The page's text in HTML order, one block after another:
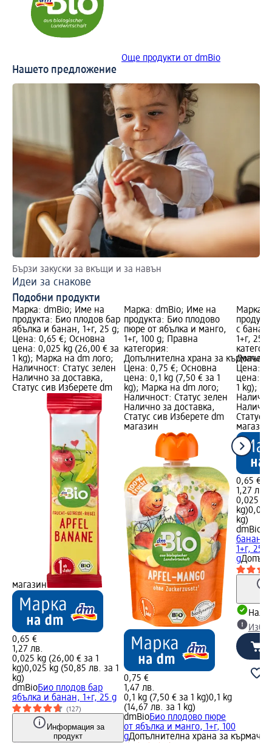
Още продукти от dmBio
Нашето предложение
Бързи закуски за вкъщи и за навън
Идеи за снакове
Подобни продукти
Марка: dmBio; Име на
продукта: Био плодов бар
ябълка и банан, 1+г, 25 g;
Цена: 0,65 €; Основна
цена: 0,025 kg (26,00 € за
1 kg); Марка на dm лого;
Наличност: Статус зелен
Налично за доставка,
Статус сив Изберете dm
магазин
0,65 €
1,27 лв.
0,025 kg (26,00 € за 1
kg)0,025 kg (50,85 лв. за 1
kg)
dmBioБио плодов бар
ябълка и банан, 1+г, 25 g
(127)
Информация за
продукт
Марка: dmBio; Име на
продукта: Био плодово
пюре от ябълка и манго,
1+г, 100 g; Правна
категория:
Допълнителна храна за
Цена: 0,75 €; Основна
цена: 0,1 kg (7,50 € за 1
kg); Марка на dm лого;
Наличност: Статус зелен
Налично за доставка,
Статус сив Изберете dm
магазин
0,75 €
1,47 лв.
0,1 kg (7,50 € за 1 kg)0,1 kg
(14,67 лв. за 1 kg)
dmBioБио плодово пюре
от ябълка и манго, 1+г, 100
gДопълнителна храна за
Марка:
с
1+г, 25
Цена:
цена:
1 kg);
Статус
магазин
0,65 €
1,27 лв.
0,025 kg
kg)
kg)
dmBio
банан,
1+г, 25
g